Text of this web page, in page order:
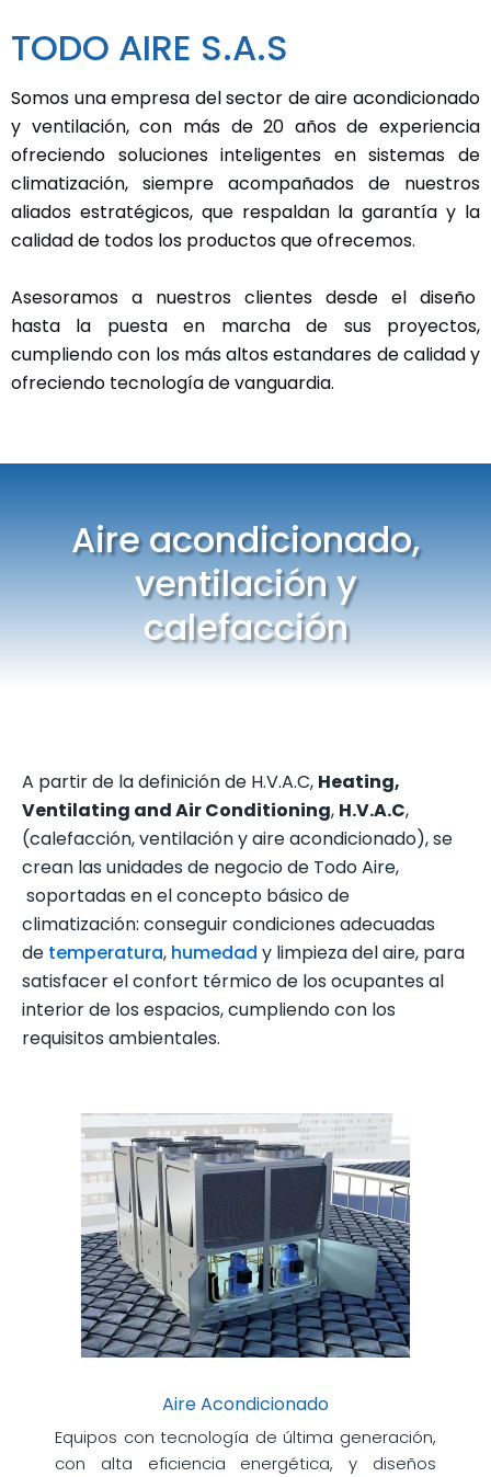
TODO AIRE S.A.S
Somos una empresa del sector de aire acondicionado
y ventilación, con más de 20 años de experiencia
ofreciendo soluciones inteligentes en sistemas de
climatización, siempre acompañados de nuestros
aliados estratégicos, que respaldan la garantía y la
calidad de todos los productos que ofrecemos.
Asesoramos a nuestros clientes desde el diseño
hasta la puesta en marcha de sus proyectos,
cumpliendo con los más altos estandares de calidad y
ofreciendo tecnología de vanguardia.
Aire acondicionado,
ventilación y
calefacción
A partir de la definición de H.V.A.C, Heating,
Ventilating and Air Conditioning, H.V.A.C,
(calefacción, ventilación y aire acondicionado), se
crean las unidades de negocio de Todo Aire,
soportadas en el concepto básico de
climatización: conseguir condiciones adecuadas
de temperatura, humedad y limpieza del aire, para
satisfacer el confort térmico de los ocupantes al
interior de los espacios, cumpliendo con los
requisitos ambientales.
Aire Acondicionado
Equipos con tecnología de última generación,
con alta eficiencia energética, y diseños